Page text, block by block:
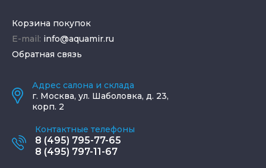
Корзина покупок
E-mail: info@aquamir.ru
Обратная связь
Адрес салона и склада
г. Москва, ул. Шаболовка, д. 23,
корп. 2
Контактные телефоны
8 (495) 795-77-65
8 (495) 797-11-67